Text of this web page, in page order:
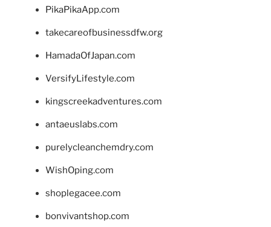
PikaPikaApp.com
takecareofbusinessdfw.org
HamadaOfJapan.com
VersifyLifestyle.com
kingscreekadventures.com
antaeuslabs.com
purelycleanchemdry.com
WishOping.com
shoplegacee.com
bonvivantshop.com